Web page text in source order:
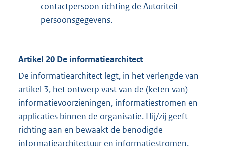
contactpersoon richting de Autoriteit
persoonsgegevens.
Artikel 20 De informatiearchitect
De informatiearchitect legt, in het verlengde van
artikel 3, het ontwerp vast van de (keten van)
informatievoorzieningen, informatiestromen en
applicaties binnen de organisatie. Hij/zij geeft
richting aan en bewaakt de benodigde
informatiearchitectuur en informatiestromen.